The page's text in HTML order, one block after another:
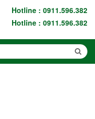
Hotline : 0911.596.382
Hotline : 0911.596.382